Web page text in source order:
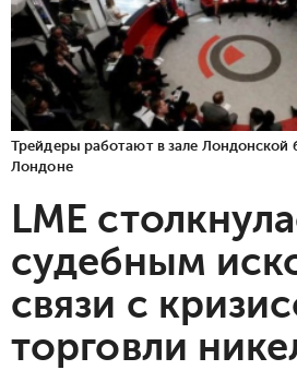
Трейдеры работают в зале Лондонской
Лондоне
LME
судебным
связи с
торговли